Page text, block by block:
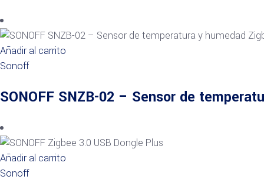
Añadir al carrito
Sonoff
SONOFF SNZB-02 – Sensor de
Añadir al carrito
Sonoff